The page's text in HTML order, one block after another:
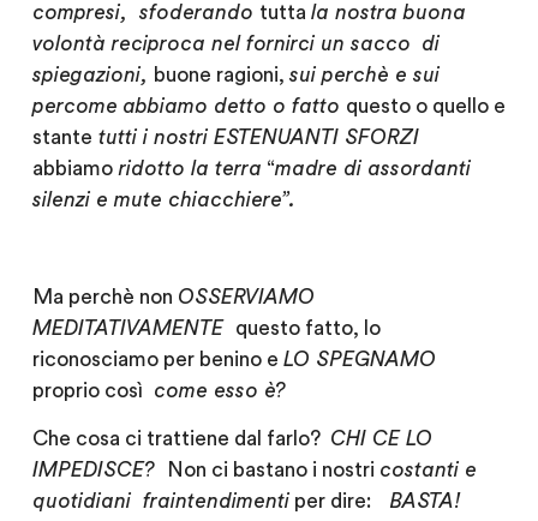
compresi, sfoderando tutta la nostra buona
volontà reciproca nel fornirci un sacco
di
spiegazioni, buone ragioni, sui perchè e sui
percome abbiamo detto o fatto questo o quello e
stante tutti i nostri ESTENUANTI SFORZI
abbiamoridotto la terra “madre di assordanti
silenzi e mute chiacchiere”.
Ma perchè non OSSERVIAMO
MEDITATIVAMENTE questo fatto, lo
riconosciamo per benino e LO SPEGNAMO
proprio così
come esso è?
Che cosa ci trattiene dal farlo? CHI CE LO
IMPEDISCE?
Non ci bastano i nostri costanti e
quotidiani fraintendimentiper dire: BASTA!